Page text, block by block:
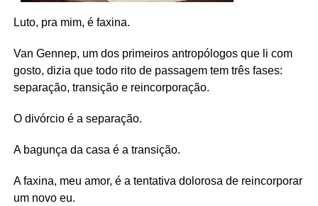
Luto, pra mim, é faxina.
Van Gennep, um dos primeiros antropólogos que li com
gosto, dizia que todo rito de passagem tem três fases:
separação, transição e reincorporação.
O divórcio é a separação.
A bagunça da casa é a transição.
A faxina, meu amor, é a tentativa dolorosa de reincorporar
um novo eu.